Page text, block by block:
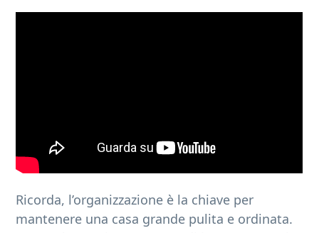
Ricorda, l’organizzazione è la chiave per
mantenere una casa grande pulita e ordinata.